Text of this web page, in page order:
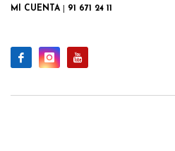
MI CUENTA 91 671 24 11